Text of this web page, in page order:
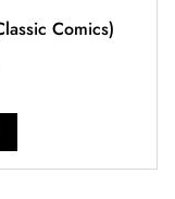
Comics)